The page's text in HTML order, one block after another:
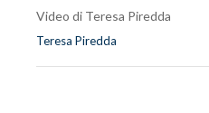
Video di Teresa Piredda
Teresa Piredda